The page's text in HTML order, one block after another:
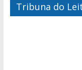
Tribuna do